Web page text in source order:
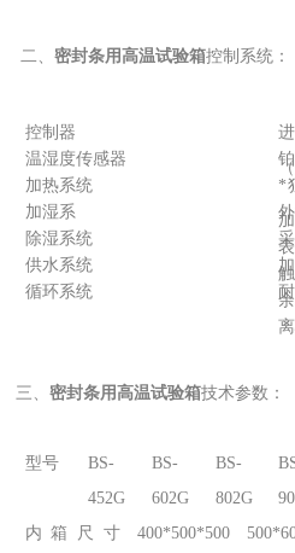
二、密封条用高温试验箱控制系统：
控制器
温湿度传感器
加热系统
*
加湿系
除湿系统
供水系统
循环系统
三、密封条用高温试验箱技术参数：
型号
BS-
452G
BS-
602G
BS-
802G
内箱尺寸
400*500*500